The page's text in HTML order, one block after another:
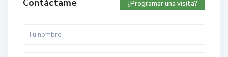
Contáctame ¿Programar una visita?